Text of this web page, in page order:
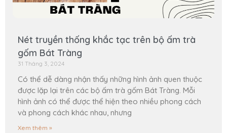
Nét truyền thống khắc tạc trên bộ ấm trà
gốm Bát Tràng
31 Tháng 3, 2024
Có thể dễ dàng nhận thấy những hình ảnh quen thuộc
được lặp lại trên các bộ ấm trà gốm Bát Tràng. Mỗi
hình ảnh có thể được thể hiện theo nhiều phong cách
và phong cách khác nhau, nhưng
Xem thêm »